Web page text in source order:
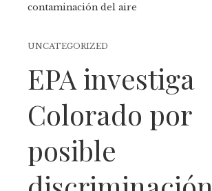
contaminación del aire
UNCATEGORIZED
EPA investiga
Colorado por
posible